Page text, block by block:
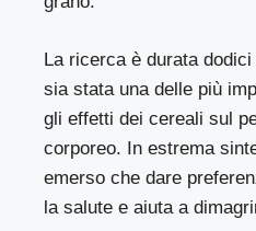
La ricerca è durata
sia stata una delle più
gli effetti dei cereali sul
corporeo. In estrema
emerso che dare
la salute e aiuta a